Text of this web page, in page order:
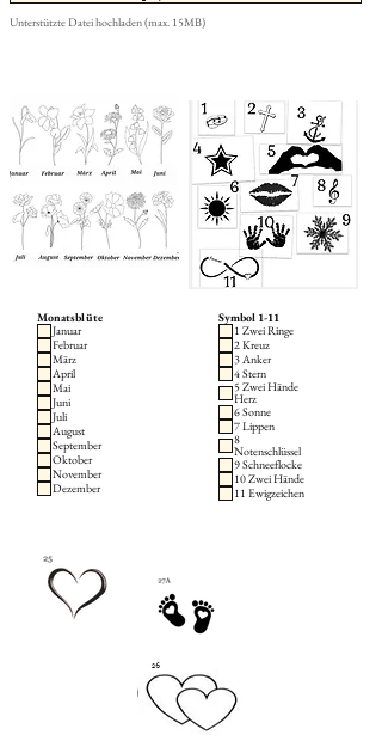
Unterstützte Datei hochladen (max. 15MB)
Monatsblüte
Januar
Februar
März
April
Mai
Juni
Juli
August
September
Oktober
November
Dezember
Symbol 1-11
1 Zwei Ringe
2 Kreuz
3 Anker
4 Stern
5 Zwei Hände
Herz
6 Sonne
7 Lippen
8
Notenschlüssel
9 Schneeflocke
10 Zwei Hände
11 Ewigzeichen